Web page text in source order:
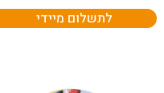
לתשלום מיידי